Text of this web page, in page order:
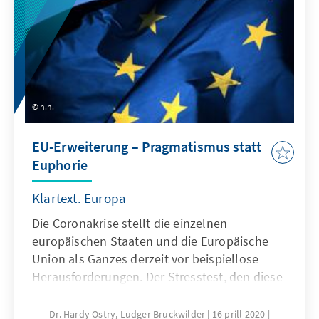
Virus zu verhindern – welche rasch zu einer
Überforderung des maroden
Gesundheitssystems führen würde – wurden
von staatlichen Stellen rasch Restriktionen
eingeführt.
n.n.
EU-Erweiterung – Pragmatismus statt
Euphorie
Klartext. Europa
Die Coronakrise stellt die einzelnen
europäischen Staaten und die Europäische
Union als Ganzes derzeit vor beispiellose
Herausforderungen. Der Stresstest, den diese
Prüfstein für die Solidarität der Staaten
Dr. Hardy Ostry, Ludger Bruckwilder
16 prill 2020